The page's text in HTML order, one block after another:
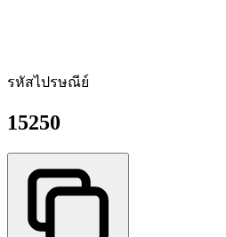
รหัสไปรษณีย์
15250